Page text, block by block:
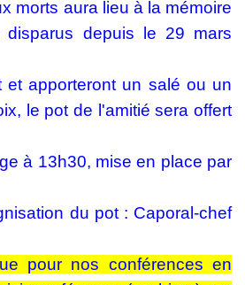
morts aura lieu à la mémoire
disparus depuis le 29 mars
et apporteront un salé ou un
le pot de l'amitié sera offert
à 13h30, mise en place par
du pot : Caporal-chef
pour nos conférences en